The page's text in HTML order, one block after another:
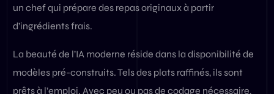
un chef qui prépare des repas originaux à partir
d’ingrédients frais.
La beauté de l’IA moderne réside dans la disponibilité de
modèles pré-construits. Tels des plats raffinés, ils sont
prêts à l’emploi. Avec peu ou pas de codage nécessaire,